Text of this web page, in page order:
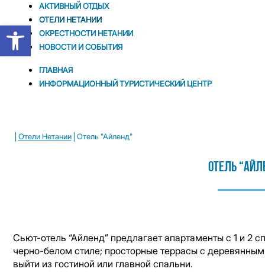
Открыть панель инструментов
АКТИВНЫЙ ОТДЫХ
ОТЕЛИ НЕТАНИИ
ОКРЕСТНОСТИ НЕТАНИИ
НОВОСТИ И CОБЫТИЯ
ГЛАВНАЯ
ИНФОРМАЦИОННЫЙ ТУРИСТИЧЕСКИЙ ЦЕНТР
| Отели Нетании| Отель "Айленд"
Отель
Сьют-отель “Айленд” предлагает апартаменты с 1 и 2
черно-белом стиле; просторные террасы с
выйти из гостиной или главной спальни.